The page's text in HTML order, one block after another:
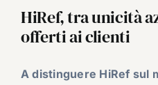
HiRef, tra unicità
offerti ai clienti
A distinguere HiRef sul